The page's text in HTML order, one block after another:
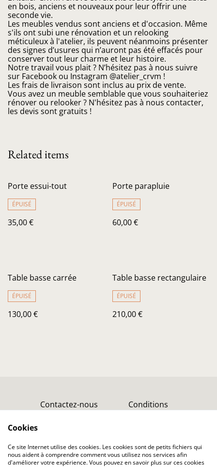
en bois, anciens et nouveaux pour leur offrir une
seconde vie.
Les meubles vendus sont anciens et d'occasion. Même
s'ils ont subi une rénovation et un relooking
méticuleux à l'atelier, ils peuvent néanmoins présenter
des signes d’usures qui n’auront pas été effacés pour
conserver tout leur charme et leur histoire.
Notre travail vous plait ? N’hésitez pas à nous suivre
sur Facebook ou Instagram @atelier_crvm !
Les frais de livraison sont inclus au prix de vente.
Vous avez un meuble semblable que vous souhaiteriez
rénover ou relooker ? N'hésitez pas à nous contacter,
les devis sont gratuits !
Related items
Porte essui-tout
ÉPUISÉ
35,00 €
Porte parapluie
ÉPUISÉ
60,00 €
Table basse carrée
ÉPUISÉ
130,00 €
Table basse rectangulaire
ÉPUISÉ
210,00 €
Contactez-nous Conditions
confidentialité
Cookies
Ce site Internet utilise des cookies. Les cookies sont de petits fichiers qui
nous aident à comprendre comment vous utilisez nos services afin
d'améliorer votre expérience. Vous pouvez en savoir plus sur ces cookies